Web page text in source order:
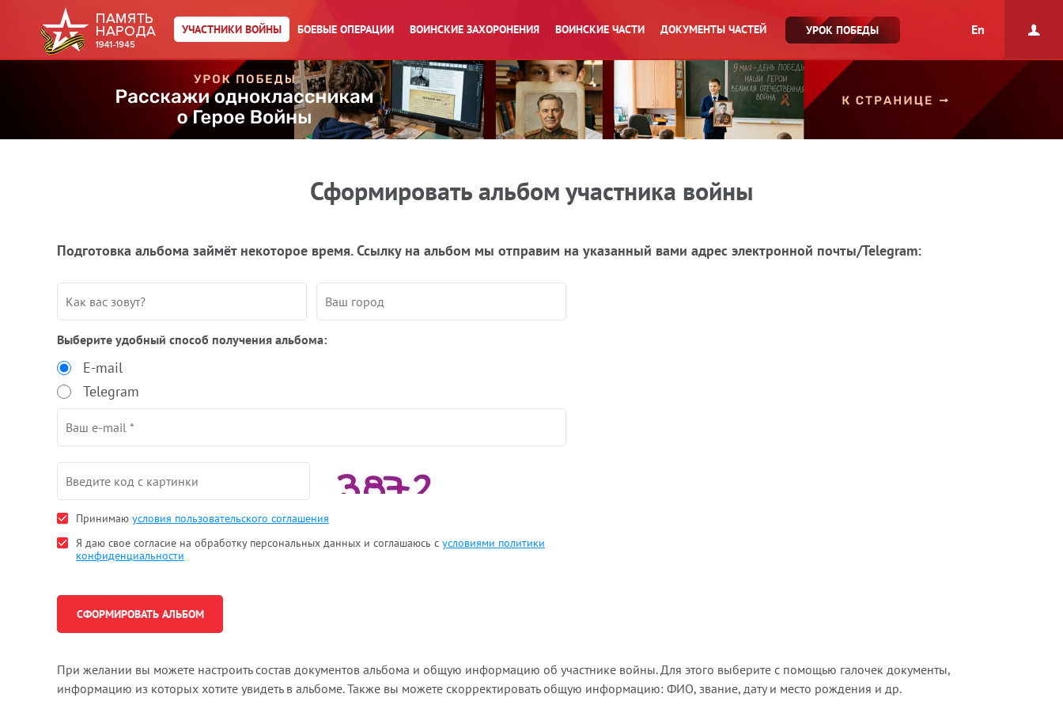
УЧАСТНИКИ ВОЙНЫ БОЕВЫЕ ОПЕРАЦИИ ВОИНСКИЕ ЗАХОРОНЕНИЯ ВОИНСКИЕ ЧАСТИ ДОКУМЕНТЫ ЧАСТЕЙ УРОК ПОБЕДЫ En
Сформировать альбом участника войны
Подготовка альбома займёт некоторое время. Ссылку на альбом мы отправим на указанный вами адрес электронной почты/Telegram:
Выберите удобный способ получения альбома:
E-mail
Telegram
Принимаю условия пользовательского соглашения
Я даю свое согласие на обработку персональных данных и соглашаюсь с условиями политики
конфиденциальности
При желании вы можете настроить состав документов альбома и общую информацию об участнике войны. Для этого выберите с помощью галочек документы,
информацию из которых хотите увидеть в альбоме. Также вы можете скорректировать общую информацию: ФИО, звание, дату и место рождения и др.